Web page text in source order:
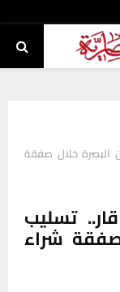
البصرة خلال صفقة
تسليب
شراء